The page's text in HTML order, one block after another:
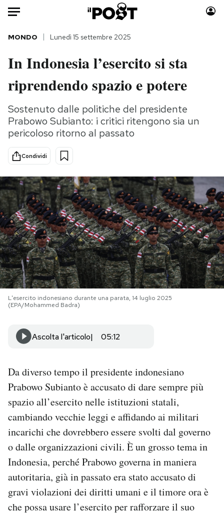
Auto
HOME
Italia
Politica
Tecnologia
Scienza
Economia
Sport
Moda
Consumismi
Storie/Idee
Altrecose
Mondiali calcio 2026
PODCAST
NEWSLETTER
I MIEI PREFERITI
SHOP
CALENDARIO
AREA PERSONALE
Area Personale
Newsletter
Regala il Post
Hai bisogno di aiuto?
Esci
MONDO Lunedì 15 settembre 2025
In Indonesia l’esercito si sta
riprendendo spazio e potere
Sostenuto dalle politiche del presidente
Prabowo Subianto: i critici ritengono sia un
pericoloso ritorno al passato
Condividi
L'esercito indonesiano durante una parata, 14 luglio 2025
(EPA/Mohammed Badra)
Ascolta l'articolo 05:12
Da diverso tempo il presidente indonesiano
Prabowo Subianto è accusato di dare sempre più
spazio all’esercito nelle istituzioni statali,
cambiando vecchie leggi e affidando ai militari
incarichi che dovrebbero essere svolti dal governo
o dalle organizzazioni civili. È un grosso tema in
Indonesia, perché Prabowo governa in maniera
autoritaria, già in passato era stato accusato di
gravi violazioni dei diritti umani e il timore ora è
che possa usare l’esercito per rafforzare il suo